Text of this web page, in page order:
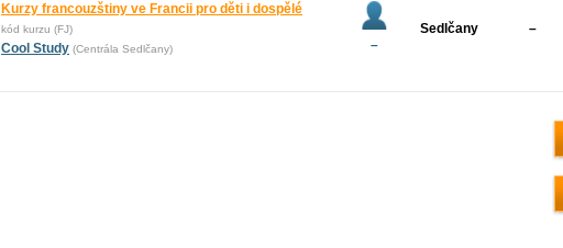
Kurzy francouzštiny ve Francii pro děti i dospělé
kód kurzu (FJ)
Cool Study (Centrála Sedlčany) –
Sedlčany –